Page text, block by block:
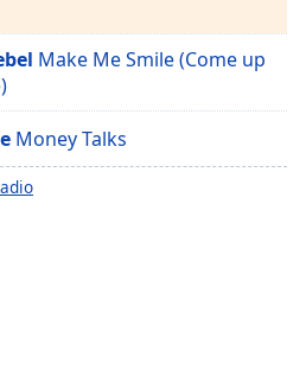
Make Me Smile (Come up
Money Talks